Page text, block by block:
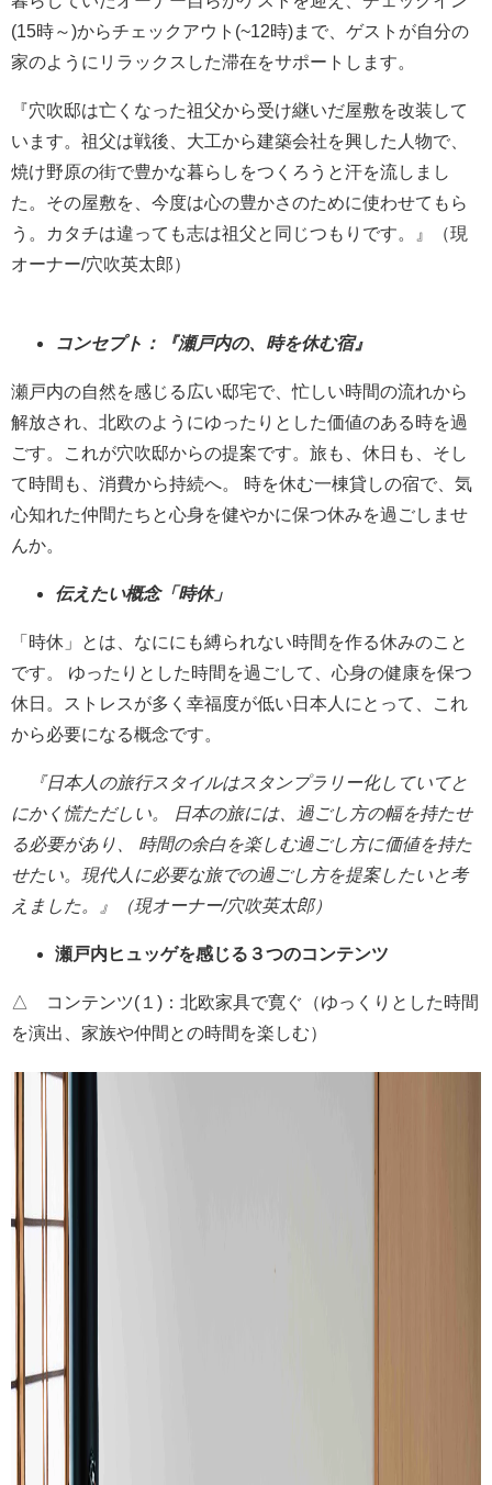
(15時～)からチェックアウト(~12時)まで、ゲストが自分の
家のようにリラックスした滞在をサポートします。
『穴吹邸は亡くなった祖父から受け継いだ屋敷を改装して
います。祖父は戦後、大工から建築会社を興した人物で、
焼け野原の街で豊かな暮らしをつくろうと汗を流しまし
た。その屋敷を、今度は心の豊かさのために使わせてもら
う。カタチは違っても志は祖父と同じつもりです。』（現
オーナー/穴吹英太郎）
コンセプト：『瀬戸内の、時を休む宿』
瀬戸内の自然を感じる広い邸宅で、忙しい時間の流れから
解放され、北欧のようにゆったりとした価値のある時を過
ごす。これが穴吹邸からの提案です。旅も、休日も、そし
て時間も、消費から持続へ。 時を休む一棟貸しの宿で、気
心知れた仲間たちと心身を健やかに保つ休みを過ごしませ
んか。
伝えたい概念「時休」
「時休」とは、なににも縛られない時間を作る休みのこと
です。 ゆったりとした時間を過ごして、心身の健康を保つ
休日。ストレスが多く幸福度が低い日本人にとって、これ
から必要になる概念です。
『日本人の旅行スタイルはスタンプラリー化していてと
にかく慌ただしい。 日本の旅には、過ごし方の幅を持たせ
る必要があり、 時間の余白を楽しむ過ごし方に価値を持た
せたい。現代人に必要な旅での過ごし方を提案したいと考
えました。』（現オーナー/穴吹英太郎）
瀬戸内ヒュッゲを感じる３つのコンテンツ
△ コンテンツ(１)：北欧家具で寛ぐ（ゆっくりとした時間
を演出、家族や仲間との時間を楽しむ）